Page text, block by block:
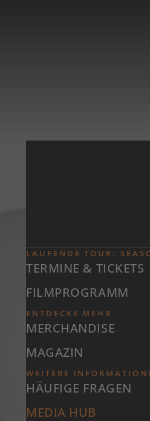
LAUFENDE TOUR:
TERMINE & TICKETS
FILMPROGRAMM
ENTDECKE MEHR
MERCHANDISE
MAGAZIN
WEITERE
HÄUFIGE FRAGEN
MEDIA HUB